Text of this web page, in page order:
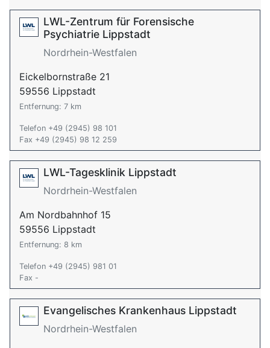
LWL-Zentrum für Forensische
Psychiatrie Lippstadt
Nordrhein-Westfalen
Eickelbornstraße 21
59556 Lippstadt
Entfernung: 7 km
Telefon +49 (2945) 98 101
Fax +49 (2945) 98 12 259
LWL-Tagesklinik Lippstadt
Nordrhein-Westfalen
Am Nordbahnhof 15
59556 Lippstadt
Entfernung: 8 km
Telefon +49 (2945) 981 01
Fax -
Evangelisches Krankenhaus Lippstadt
Nordrhein-Westfalen